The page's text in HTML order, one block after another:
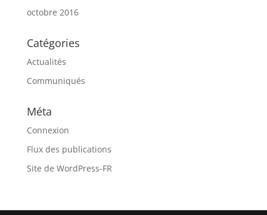
octobre 2016
Catégories
Actualités
Communiqués
Méta
Connexion
Flux des publications
Site de WordPress-FR